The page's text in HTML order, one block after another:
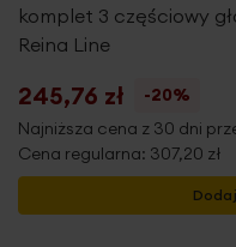
komplet 3 częściowy
Reina Line
245,76 zł
-20%
Najniższa cena z 30 dni
Cena regularna: 307,20 zł